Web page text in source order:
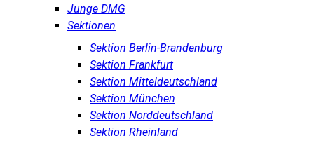
Junge DMG
Sektionen
Sektion Berlin-Brandenburg
Sektion Frankfurt
Sektion Mitteldeutschland
Sektion München
Sektion Norddeutschland
Sektion Rheinland